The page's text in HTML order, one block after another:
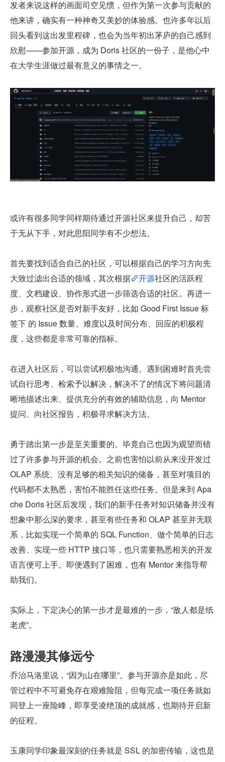
发者来说这样的画面司空见惯，但作为第一次参与贡献的
他来讲，确实有一种神奇又美妙的体验感。也许多年以后
回头看到这出发里程碑，也会为当年初出茅庐的自己感到
欣慰——参加开源，成为 Doris 社区的一份子，是他心中
在大学生涯做过最有意义的事情之一。
或许有很多同学同样期待通过开源社区来提升自己，却苦
于无从下手，对此思阳同学有不少想法。
首先要找到适合自己的社区，可以根据自己的学习方向先
大致过滤出合适的领域，其次根据
开源社区的活跃程
度、文档建设、协作形式进一步筛选合适的社区。再进一
步，观察社区是否对新手友好，比如 Good First Issue 标
签下 的 Issue 数量、难度以及时间分布、回应的积极程
度，这些都是非常可靠的指标。
在进入社区后，可以尝试积极地沟通。遇到困难时首先尝
试自行思考、检索予以解决，解决不了的情况下将问题清
晰地描述出来、提供充分的有效的辅助信息，向 Mentor
提问、向社区报告，积极寻求解决方法。
勇于踏出第一步是至关重要的。毕竟自己也因为观望而错
过了许多参与开源的机会。之前也害怕以前从来没开发过
OLAP 系统、没有足够的相关知识的储备，甚至对项目的
代码都不太熟悉，害怕不能胜任这些任务。但是来到 Apa
che Doris 社区后发现，我们的新手任务对知识储备并没有
想象中那么深的要求，甚至有些任务和 OLAP 甚至并无联
系，比如实现一个简单的 SQL Function、做个简单的日志
改善、实现一些 HTTP 接口等，也只需要熟悉相关的开发
语言便可上手。即便遇到了困难，也有 Mentor 来指导帮
助我们。
实际上，下定决心的第一步才是最难的一步，“敌人都是纸
老虎”。
路漫漫其修远兮
乔治马洛里说，“因为山在哪里”。参与开源亦是如此，尽
管过程中不可避免存在艰难险阻，但每完成一项任务就如
同登上一座险峰，即享受凌绝顶的成就感，也期待开启新
的征程。
玉康同学印象最深刻的任务就是 SSL 的加密传输，这也是